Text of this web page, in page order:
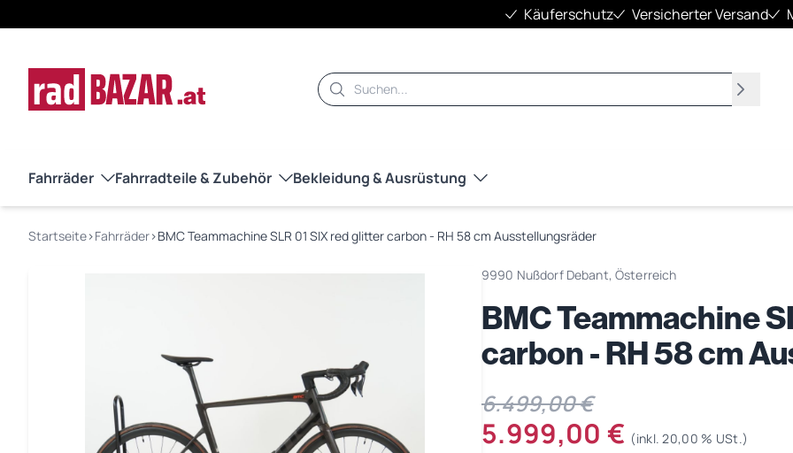
Käuferschutz Versicherter Versand
Suche
Suchen
Fahrräder Fahrradteile & Zubehör Bekleidung & Ausrüstung
Startseite›Fahrräder›BMC Teammachine SLR 01 SIX red glitter carbon - RH 58 cm Ausstellungsräder
9990 Nußdorf Debant, Österreich
BMC Teammachine
carbon - RH 58 cm
6.499,00 €
5.999,00 € (inkl. 20,00 % USt.)